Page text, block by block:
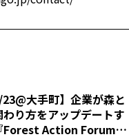
23@大手町】企業が森と
わり方をアップデートす
Forest Action Forum 2